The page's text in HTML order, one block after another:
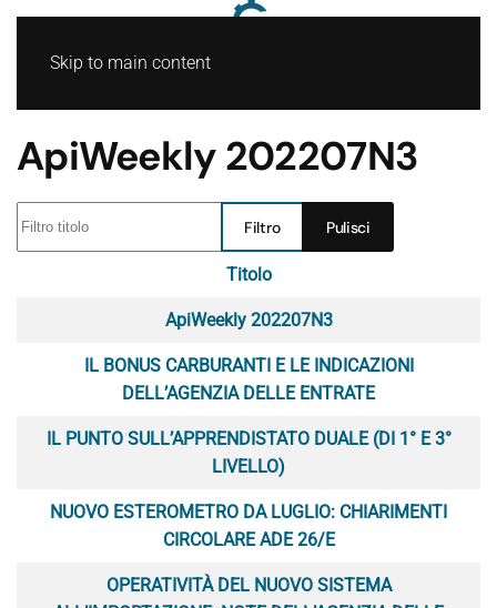
Skip to main content
ApiWeekly 202207N3
Filtro Pulisci
Titolo
ApiWeekly 202207N3
IL BONUS CARBURANTI E LE INDICAZIONI
DELL’AGENZIA DELLE ENTRATE
IL PUNTO SULL’APPRENDISTATO DUALE (DI 1° E 3°
LIVELLO)
NUOVO ESTEROMETRO DA LUGLIO: CHIARIMENTI
CIRCOLARE ADE 26/E
OPERATIVITÀ DEL NUOVO SISTEMA